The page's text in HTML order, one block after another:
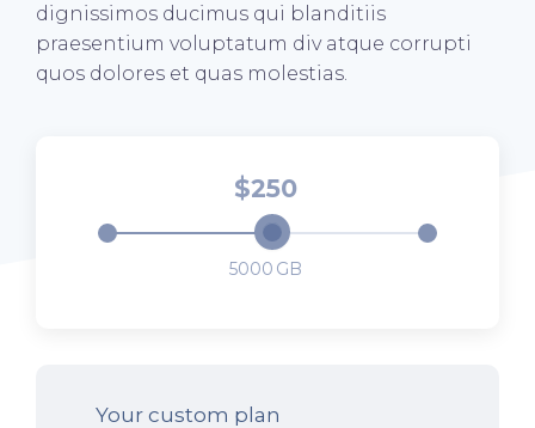
dignissimos ducimus qui blanditiis
praesentium voluptatum div atque corrupti
quos dolores et quas molestias.
5000
250
Your custom plan